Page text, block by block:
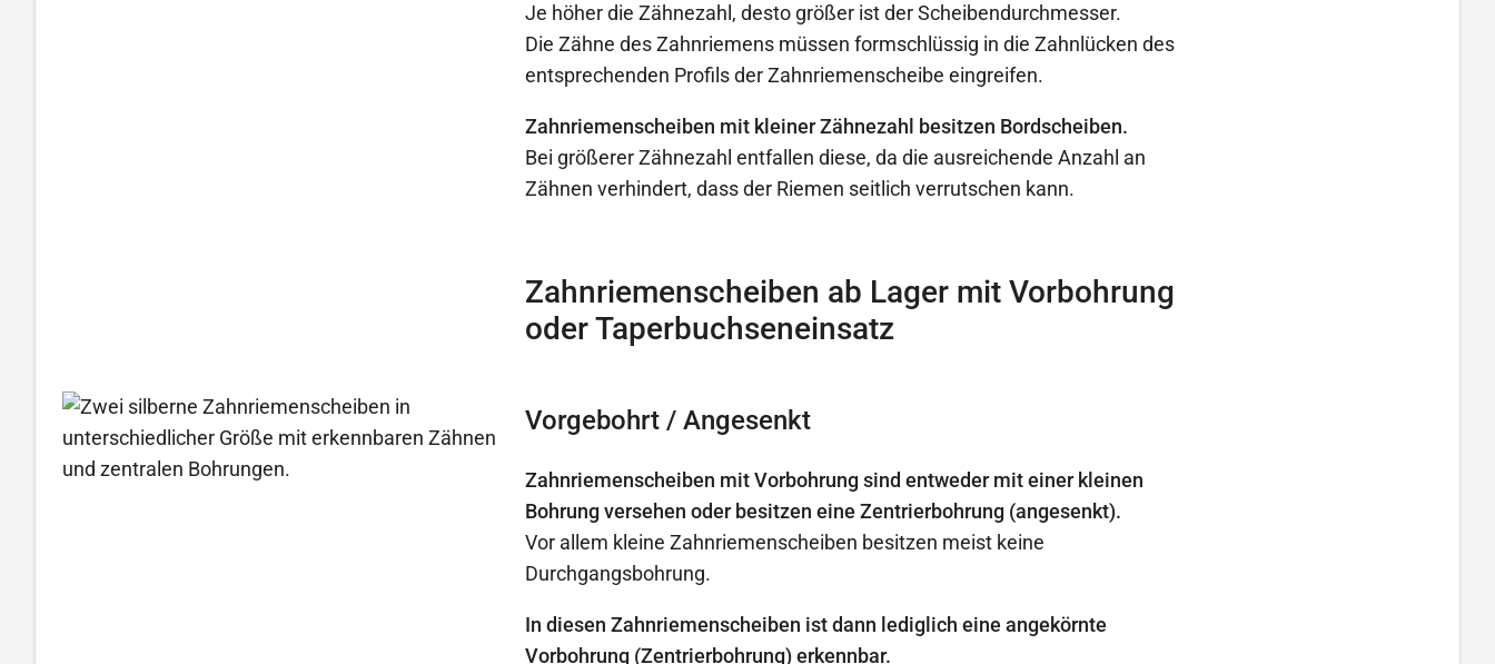
Je höher die Zähnezahl, desto größer ist der Scheibendurchmesser.
Die Zähne des Zahnriemens müssen formschlüssig in die Zahnlücken des
entsprechenden Profils der Zahnriemenscheibe eingreifen.
Zahnriemenscheiben mit kleiner Zähnezahl besitzen Bordscheiben.
Bei größerer Zähnezahl entfallen diese, da die ausreichende Anzahl an
Zähnen verhindert, dass der Riemen seitlich verrutschen kann.
Zahnriemenscheiben ab Lager mit Vorbohrung
oder Taperbuchseneinsatz
Vorgebohrt / Angesenkt
Zahnriemenscheiben mit Vorbohrung sind entweder mit einer kleinen
Bohrung versehen oder besitzen eine Zentrierbohrung (angesenkt).
Vor allem kleine Zahnriemenscheiben besitzen meist keine
Durchgangsbohrung.
In diesen Zahnriemenscheiben ist dann lediglich eine angekörnte
Vorbohrung (Zentrierbohrung) erkennbar.